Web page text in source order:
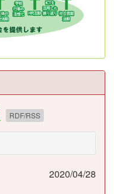
RDF/RSS
2020/04/28